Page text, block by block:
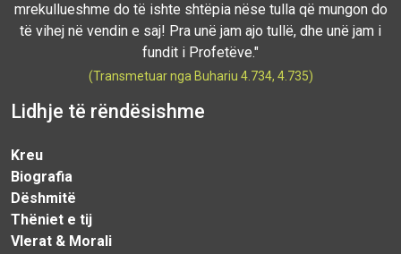
mrekullueshme do të ishte shtëpia nëse tulla që mungon do
të vihej në vendin e saj! Pra unë jam ajo tullë, dhe unë jam i
fundit i Profetëve."
(Transmetuar nga Buhariu 4.734, 4.735)
Lidhje të rëndësishme
Kreu
Biografia
Dëshmitë
Thëniet e tij
Vlerat & Morali